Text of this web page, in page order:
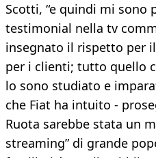
Scotti, “e quindi mi sono
testimonial nella tv
insegnato il rispetto per
per i clienti; tutto quello
lo sono studiato e
che Fiat ha intuito -
Ruota sarebbe stata un
streaming” di grande